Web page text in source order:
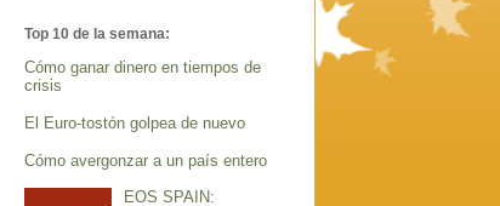
Top 10 de la semana:
Cómo ganar dinero en tiempos de
crisis
El Euro-tostón golpea de nuevo
Cómo avergonzar a un país entero
EOS SPAIN: